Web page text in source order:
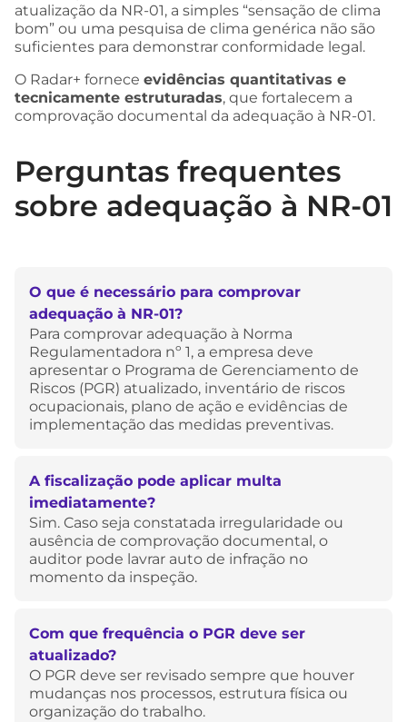
atualização da NR-01, a simples “sensação de clima
bom” ou uma pesquisa de clima genérica não são
suficientes para demonstrar conformidade legal.
O Radar+ fornece evidências quantitativas e
tecnicamente estruturadas, que fortalecem a
comprovação documental da adequação à NR-01.
Perguntas frequentes
sobre adequação à NR-01
O que é necessário para comprovar
adequação à NR-01?
Para comprovar adequação à Norma
Regulamentadora nº 1, a empresa deve
apresentar o Programa de Gerenciamento de
Riscos (PGR) atualizado, inventário de riscos
ocupacionais, plano de ação e evidências de
implementação das medidas preventivas.
A fiscalização pode aplicar multa
imediatamente?
Sim. Caso seja constatada irregularidade ou
ausência de comprovação documental, o
auditor pode lavrar auto de infração no
momento da inspeção.
Com que frequência o PGR deve ser
atualizado?
O PGR deve ser revisado sempre que houver
mudanças nos processos, estrutura física ou
organização do trabalho.